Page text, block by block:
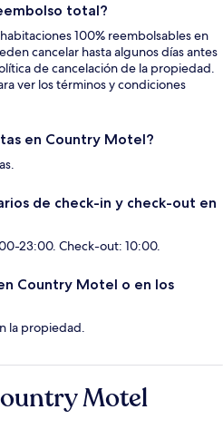
total?
100% reembolsables en
cancelar hasta algunos días antes
de cancelación de la propiedad.
ver los términos y condiciones
en Country Motel?
de check-in y check-out en
23:00. Check-out: 10:00.
Country Motel o en los
la propiedad.
Motel